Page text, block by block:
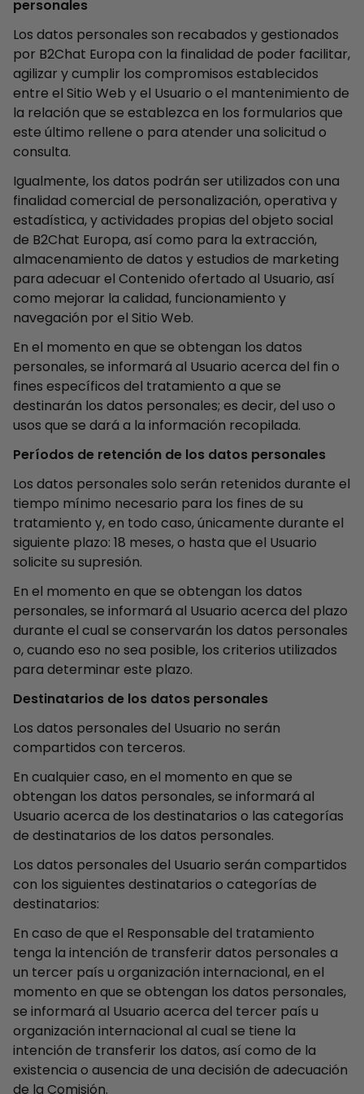
personales
Los datos personales son recabados y gestionados
por B2Chat Europa con la finalidad de poder facilitar,
agilizar y cumplir los compromisos establecidos
entre el Sitio Web y el Usuario o el mantenimiento de
la relación que se establezca en los formularios que
este último rellene o para atender una solicitud o
consulta.
Igualmente, los datos podrán ser utilizados con una
finalidad comercial de personalización, operativa y
estadística, y actividades propias del objeto social
de B2Chat Europa, así como para la extracción,
almacenamiento de datos y estudios de marketing
para adecuar el Contenido ofertado al Usuario, así
como mejorar la calidad, funcionamiento y
navegación por el Sitio Web.
En el momento en que se obtengan los datos
personales, se informará al Usuario acerca del fin o
fines específicos del tratamiento a que se
destinarán los datos personales; es decir, del uso o
usos que se dará a la información recopilada.
Períodos de retención de los datos personales
Los datos personales solo serán retenidos durante el
tiempo mínimo necesario para los fines de su
tratamiento y, en todo caso, únicamente durante el
siguiente plazo: 18 meses, o hasta que el Usuario
solicite su supresión.
En el momento en que se obtengan los datos
personales, se informará al Usuario acerca del plazo
durante el cual se conservarán los datos personales
o, cuando eso no sea posible, los criterios utilizados
para determinar este plazo.
Destinatarios de los datos personales
Los datos personales del Usuario no serán
compartidos con terceros.
En cualquier caso, en el momento en que se
obtengan los datos personales, se informará al
Usuario acerca de los destinatarios o las categorías
de destinatarios de los datos personales.
Los datos personales del Usuario serán compartidos
con los siguientes destinatarios o categorías de
destinatarios:
En caso de que el Responsable del tratamiento
tenga la intención de transferir datos personales a
un tercer país u organización internacional, en el
momento en que se obtengan los datos personales,
se informará al Usuario acerca del tercer país u
organización internacional al cual se tiene la
intención de transferir los datos, así como de la
existencia o ausencia de una decisión de adecuación
de la Comisión.